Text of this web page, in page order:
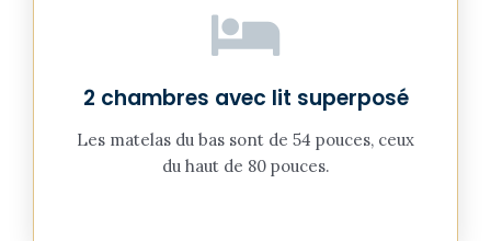
2 chambres avec lit superposé
Les matelas du bas sont de 54 pouces, ceux
du haut de 80 pouces.